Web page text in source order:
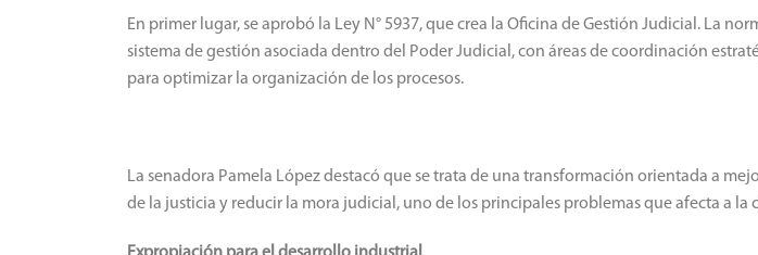
En primer lugar, se aprobó la Ley N° 5937, que crea la Oficina de Gestión Judicial. La
sistema de gestión asociada dentro del Poder Judicial, con áreas de coordinación
para optimizar la organización de los procesos.
La senadora Pamela López destacó que se trata de una transformación orientada a
de la justicia y reducir la mora judicial, uno de los principales problemas que afecta a la